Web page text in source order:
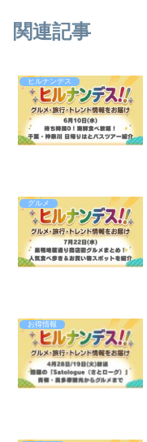
関連記事
ヒルナンデス
グルメ
お得情報